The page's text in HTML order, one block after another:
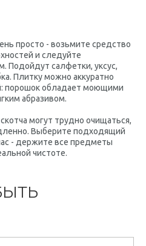
просто - возьмите средство
и следуйте
Подойдут салфетки, уксус,
Плитку можно аккуратно
порошок обладает моющими
абразивом.
могут трудно очищаться,
Выберите подходящий
- держите все предметы
чистоте.